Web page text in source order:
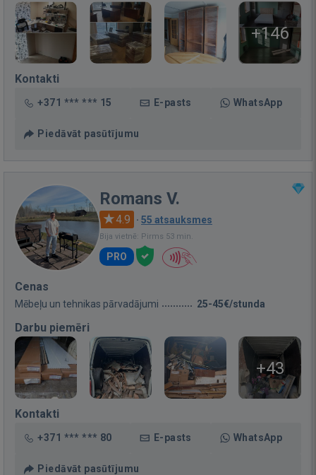
+146
Kontakti
+371 *** *** 15 E-pasts WhatsApp
Piedāvāt pasūtījumu
Romans V.
4.9 · 55 atsauksmes
Bija vietnē: Pirms 53 min.
PRO
Cenas
Mēbeļu un tehnikas pārvadājumi 25-45€/stunda
Darbu piemēri
+43
Kontakti
+371 *** *** 80 E-pasts WhatsApp
Piedāvāt pasūtījumu